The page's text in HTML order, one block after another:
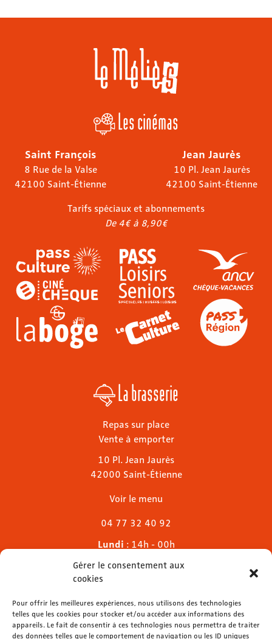
Gérer le consentement aux
cookies
Pour offrir les meilleures expériences, nous utilisons des technologies
telles que les cookies pour stocker et/ou accéder aux informations des
appareils. Le fait de consentir à ces technologies nous permettra de traiter
des données telles que le comportement de navigation ou les ID uniques
Les cinémas
Saint François
8 Rue de la Valse
42100 Saint-Étienne
Jean Jaurès
10 Pl. Jean Jaurès
42100 Saint-Étienne
Tarifs spéciaux et abonnements
De 4€ à 8,90€
La brasserie
Repas sur place
Vente à emporter
10 Pl. Jean Jaurès
42000 Saint-Étienne
Voir le menu
04 77 32 40 92
Lundi : 14h - 00h
Mardi & mercredi
Jeudi
Dimanche: 11h - 00h